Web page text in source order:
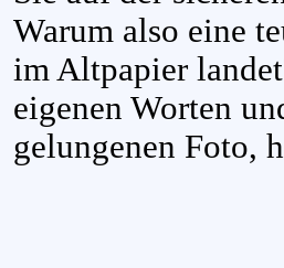
Warum also eine
im Altpapier
eigenen Worten
gelungenen Foto,